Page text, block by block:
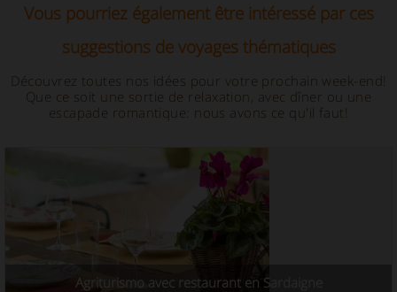
Vous pourriez également être intéressé par ces
suggestions de voyages thématiques
Découvrez toutes nos idées pour votre prochain week-end!
Que ce soit une sortie de relaxation, avec dîner ou une
escapade romantique: nous avons ce qu'il faut!
Agriturismo avec restaurant en Sardaigne